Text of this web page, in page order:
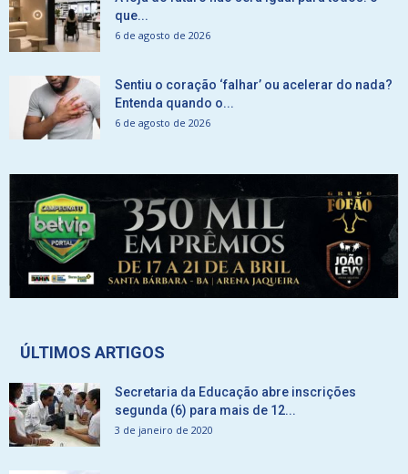
que...
6 de agosto de 2026
Sentiu o coração ‘falhar’ ou acelerar do nada?
Entenda quando o...
6 de agosto de 2026
ÚLTIMOS ARTIGOS
Secretaria da Educação abre inscrições
segunda (6) para mais de 12...
3 de janeiro de 2020